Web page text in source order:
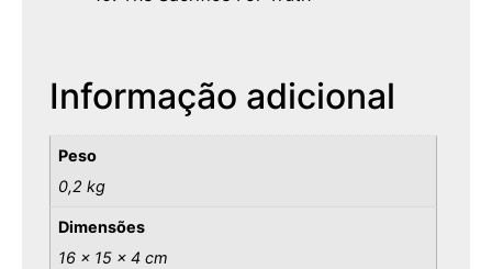
Informação adicional
Peso
0,2 kg
Dimensões
16 × 15 × 4 cm